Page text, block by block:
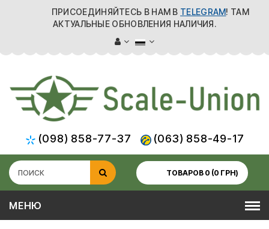
ПРИСОЕДИНЯЙТЕСЬ В НАМ В TELEGRAM! ТАМ
АКТУАЛЬНЫЕ ОБНОВЛЕНИЯ НАЛИЧИЯ.
(098) 858-77-37 (063) 858-49-17
ТОВАРОВ 0 (0 ГРН)
МЕНЮ